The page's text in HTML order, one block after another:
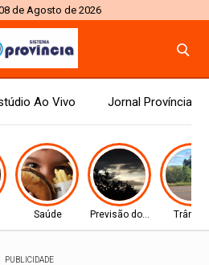
de Agosto de 2026
Ao Vivo Jornal Província
Saúde Previsão do tempo
PUBLICIDADE